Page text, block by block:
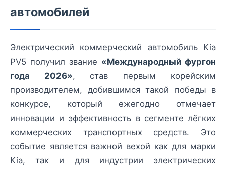
автомобилей
Электрический коммерческий автомобиль Kia
PV5 получил звание «Международный фургон
года 2026», став первым корейским
производителем, добившимся такой победы в
конкурсе, который ежегодно отмечает
инновации и эффективность в сегменте лёгких
коммерческих транспортных средств. Это
событие является важной вехой как для марки
Kia, так и для индустрии электрических